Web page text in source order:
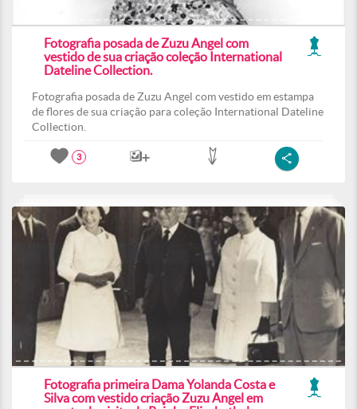
Fotografia posada de Zuzu Angel com
vestido de sua criação coleção International
Dateline Collection.
Fotografia posada de Zuzu Angel com vestido em estampa
de flores de sua criação para coleção International Dateline
Collection.
3
Fotografia primeira Dama Yolanda Costa e
Silva com vestido criação Zuzu Angel em